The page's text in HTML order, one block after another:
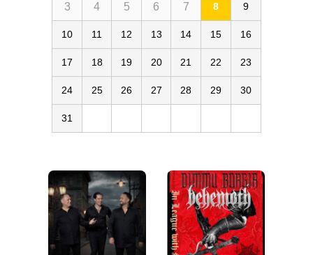
3 4 5 6 7 8 9
10 11 12 13 14 15 16
17 18 19 20 21 22 23
24 25 26 27 28 29 30
31